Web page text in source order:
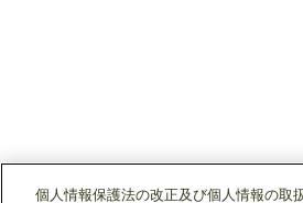
個人情報保護法の改正及び個人情報の取